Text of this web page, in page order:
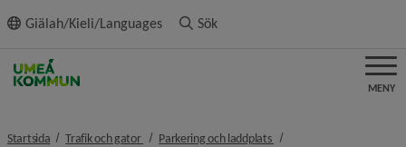
innehållet
Giälah/Kieli/Languages Sök
MENY
Startsida Trafik och gator nivå i brödsmulenavigeringen
Parkering och laddplats nivå i